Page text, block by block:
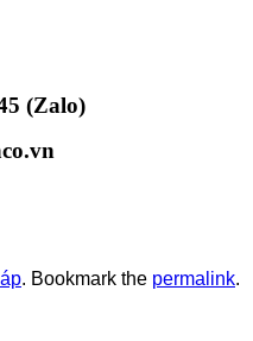
(Zalo)
. Bookmark the permalink.